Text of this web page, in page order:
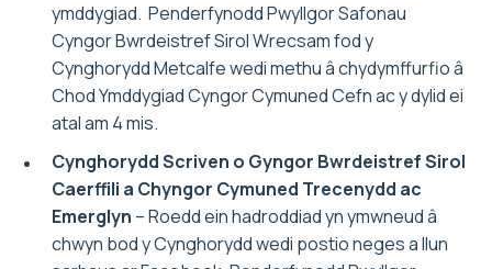
ymddygiad. Penderfynodd Pwyllgor Safonau
Cyngor Bwrdeistref Sirol Wrecsam fod y
Cynghorydd Metcalfe wedi methu â chydymffurfio â
Chod Ymddygiad Cyngor Cymuned Cefn ac y dylid ei
atal am 4 mis.
Cynghorydd Scriven o Gyngor Bwrdeistref Sirol
Caerffili a Chyngor Cymuned Trecenydd ac
Emerglyn – Roedd ein hadroddiad yn ymwneud â
chwyn bod y Cynghorydd wedi postio neges a llun